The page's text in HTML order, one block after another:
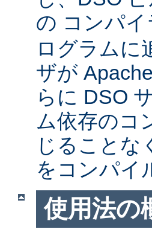
の コンパ
ログラムに
ザが
らに DSO
ム依存のコ
じることな
をコンパイ
使用法の